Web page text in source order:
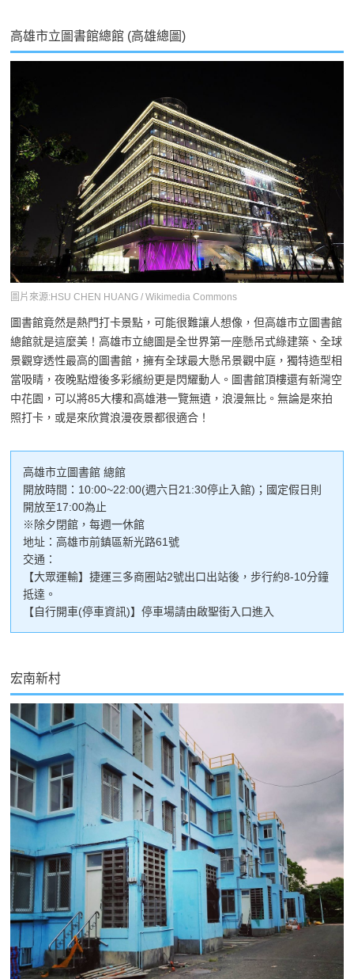
高雄市立圖書館總館 (高雄總圖)
圖片來源:HSU CHEN HUANG / Wikimedia Commons
圖書館竟然是熱門打卡景點，可能很難讓人想像，但高雄市立圖書館
總館就是這麼美！高雄市立總圖是全世界第一座懸吊式綠建築、全球
景觀穿透性最高的圖書館，擁有全球最大懸吊景觀中庭，獨特造型相
當吸睛，夜晚點燈後多彩繽紛更是閃耀動人。圖書館頂樓還有新灣空
中花園，可以將85大樓和高雄港一覽無遺，浪漫無比。無論是來拍
照打卡，或是來欣賞浪漫夜景都很適合！
高雄市立圖書館 總館
開放時間：10:00~22:00(週六日21:30停止入館)；國定假日則
開放至17:00為止
※除夕閉館，每週一休館
地址：高雄市前鎮區新光路61號
交通：
【大眾運輸】捷運三多商圈站2號出口出站後，步行約8-10分鐘
抵達。
【自行開車(停車資訊)】停車場請由啟聖街入口進入
宏南新村